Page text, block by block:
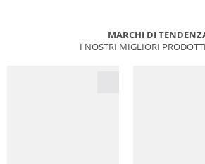
MARCHI DI
I NOSTRI MIGLIORI